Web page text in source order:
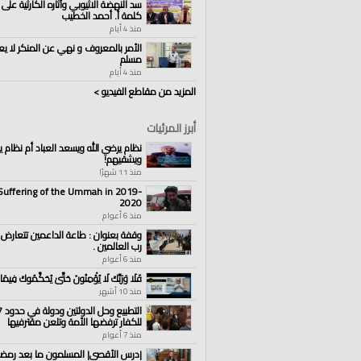
سد النهضة الاثيوبي وآثاره الكارثية
كلمة أ. أحمد الخطيب
منذ 4 أيام
الأمر بالمعروف و نهي عن المنكر لا
مسلم
منذ 4 أيام
المزيد من مقاطع الفيديو >
أبرز المرئيات
نظام يرضي الله ويسعد العباد أم
ويشقيهم!
منذ 11 شهرًا
of the Ummah in 2019-
2020
منذ 6 أعوام
وقفة بعنوان : طاعة الداعمين
رب العالمين .
منذ 6 أعوام
فَلَا وَرَبِّكَ لَا يُؤْمِنُونَ حَتَّىٰ يُحَكِّمُوكَ
منذ 10 أشهر
للكفار ترفضها الأمة وتلعن مقترفيها
منذ 7 أعوام
|درس الأقصى| المسلمون ما بعد